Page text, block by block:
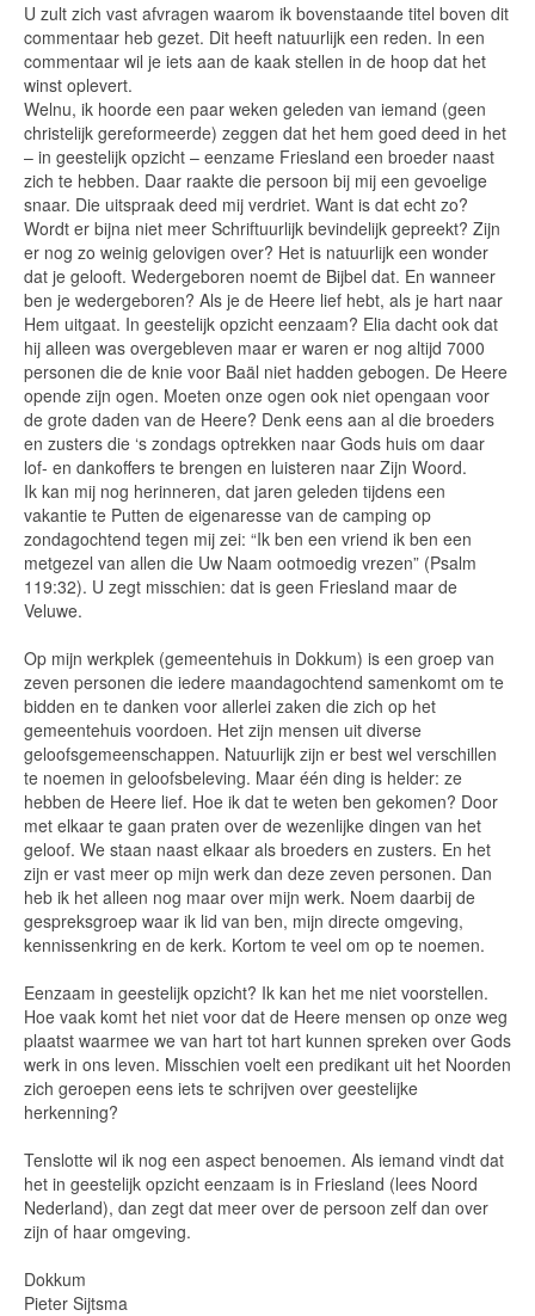
U zult zich vast afvragen waarom ik bovenstaande titel boven dit
commentaar heb gezet. Dit heeft natuurlijk een reden. In een
commentaar wil je iets aan de kaak stellen in de hoop dat het
winst oplevert.
Welnu, ik hoorde een paar weken geleden van iemand (geen
christelijk gereformeerde) zeggen dat het hem goed deed in het
– in geestelijk opzicht – eenzame Friesland een broeder naast
zich te hebben. Daar raakte die persoon bij mij een gevoelige
snaar. Die uitspraak deed mij verdriet. Want is dat echt zo?
Wordt er bijna niet meer Schriftuurlijk bevindelijk gepreekt? Zijn
er nog zo weinig gelovigen over? Het is natuurlijk een wonder
dat je gelooft. Wedergeboren noemt de Bijbel dat. En wanneer
ben je wedergeboren? Als je de Heere lief hebt, als je hart naar
Hem uitgaat. In geestelijk opzicht eenzaam? Elia dacht ook dat
hij alleen was overgebleven maar er waren er nog altijd 7000
personen die de knie voor Baäl niet hadden gebogen. De Heere
opende zijn ogen. Moeten onze ogen ook niet opengaan voor
de grote daden van de Heere? Denk eens aan al die broeders
en zusters die ‘s zondags optrekken naar Gods huis om daar
lof- en dankoffers te brengen en luisteren naar Zijn Woord.
Ik kan mij nog herinneren, dat jaren geleden tijdens een
vakantie te Putten de eigenaresse van de camping op
zondagochtend tegen mij zei: “Ik ben een vriend ik ben een
metgezel van allen die Uw Naam ootmoedig vrezen” (Psalm
119:32). U zegt misschien: dat is geen Friesland maar de
Veluwe.
Op mijn werkplek (gemeentehuis in Dokkum) is een groep van
zeven personen die iedere maandagochtend samenkomt om te
bidden en te danken voor allerlei zaken die zich op het
gemeentehuis voordoen. Het zijn mensen uit diverse
geloofsgemeenschappen. Natuurlijk zijn er best wel verschillen
te noemen in geloofsbeleving. Maar één ding is helder: ze
hebben de Heere lief. Hoe ik dat te weten ben gekomen? Door
met elkaar te gaan praten over de wezenlijke dingen van het
geloof. We staan naast elkaar als broeders en zusters. En het
zijn er vast meer op mijn werk dan deze zeven personen. Dan
heb ik het alleen nog maar over mijn werk. Noem daarbij de
gespreksgroep waar ik lid van ben, mijn directe omgeving,
kennissenkring en de kerk. Kortom te veel om op te noemen.
Eenzaam in geestelijk opzicht? Ik kan het me niet voorstellen.
Hoe vaak komt het niet voor dat de Heere mensen op onze weg
plaatst waarmee we van hart tot hart kunnen spreken over Gods
werk in ons leven. Misschien voelt een predikant uit het Noorden
zich geroepen eens iets te schrijven over geestelijke
herkenning?
Tenslotte wil ik nog een aspect benoemen. Als iemand vindt dat
het in geestelijk opzicht eenzaam is in Friesland (lees Noord
Nederland), dan zegt dat meer over de persoon zelf dan over
zijn of haar omgeving.
Dokkum
Pieter Sijtsma